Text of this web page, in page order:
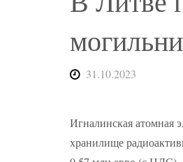
31.10.2023
Игналинская атомная
хранилище